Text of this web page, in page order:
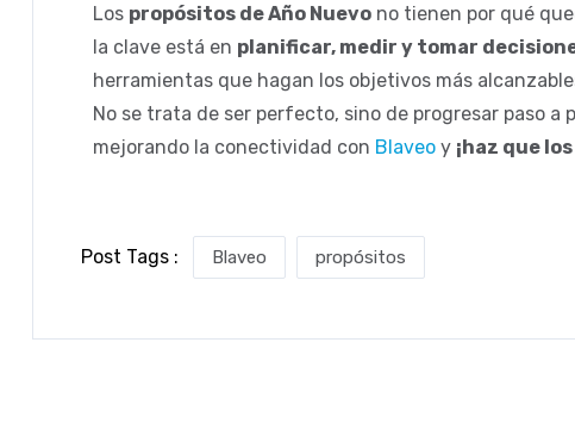
Los propósitos de Año Nuevo no tienen por qué
la clave está en planificar, medir y tomar
herramientas que hagan los objetivos más
No se trata de ser perfecto, sino de progresar paso a
mejorando la conectividad con Blaveo y ¡haz que
Post Tags : Blaveo propósitos